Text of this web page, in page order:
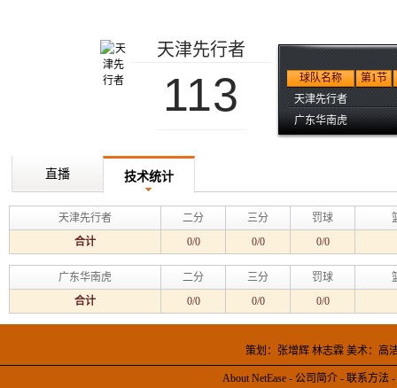
天津先行者
113 球队名称
第1节
天津先行者
广东华南虎
直播 技术统计
天津先行者 二分 三分 罚球
合计
0/0 0/0 0/0
广东华南虎 二分 三分 罚球
合计
0/0 0/0 0/0
策划：张增辉 林志霖 美术：
About NetEase - 公司简介 - 联系方法 -